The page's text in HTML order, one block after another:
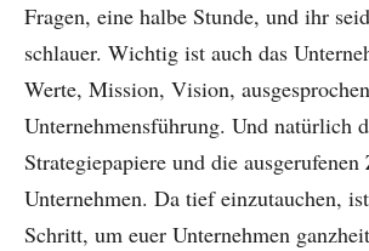
Fragen, eine halbe Stunde, und ihr
schlauer. Wichtig ist auch das
Werte, Mission, Vision,
Unternehmensführung. Und natürlich
Strategiepapiere und die
Unternehmen. Da tief einzutauchen,
Schritt, um euer Unternehmen